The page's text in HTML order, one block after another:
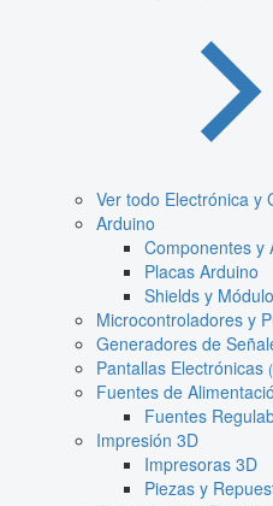
Ver todo Electrónica y
Arduino
Componentes y
Placas Arduino
Shields y
Microcontroladores y
Generadores de
Pantallas Electrónicas
Fuentes de
Fuentes
Impresión 3D
Impresoras 3D
Piezas y